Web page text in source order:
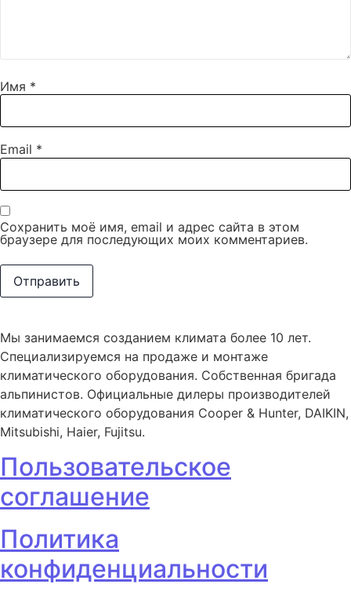
Имя *
Email *
Сохранить моё имя, email и адрес сайта в этом
браузере для последующих моих комментариев.
Мы занимаемся созданием климата более 10 лет.
Специализируемся на продаже и монтаже
климатического оборудования. Собственная бригада
альпинистов. Официальные дилеры производителей
климатического оборудования Cooper & Hunter, DAIKIN,
Mitsubishi, Haier, Fujitsu.
Пользовательское
соглашение
Политика
конфиденциальности